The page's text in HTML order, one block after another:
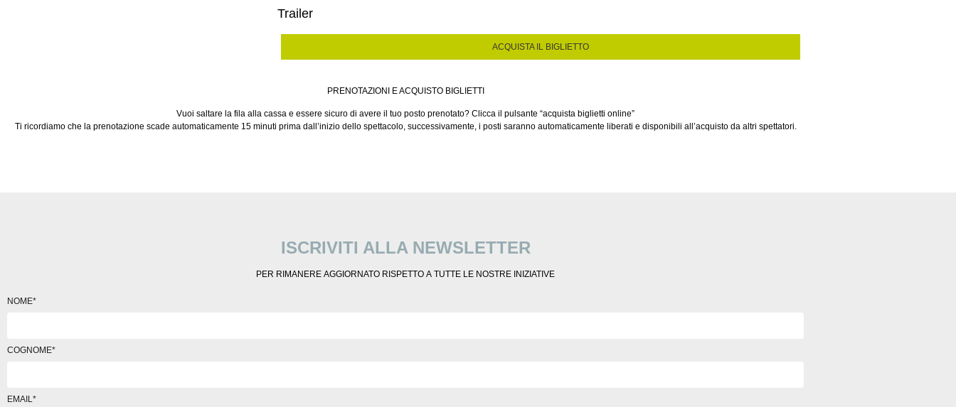
Trailer
ACQUISTA IL BIGLIETTO
PRENOTAZIONI E ACQUISTO BIGLIETTI
Vuoi saltare la fila alla cassa e essere sicuro di avere il tuo posto prenotato? Clicca il pulsante “acquista biglietti online”
Ti ricordiamo che la prenotazione scade automaticamente 15 minuti prima dall’inizio dello spettacolo, successivamente, i posti saranno automaticamente liberati e disponibili all’acquisto da altri spettatori.
ISCRIVITI ALLA NEWSLETTER
PER RIMANERE AGGIORNATO RISPETTO A TUTTE LE NOSTRE INIZIATIVE
NOME*
COGNOME*
EMAIL*